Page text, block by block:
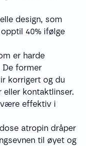
design, som
40% ifølge
er harde
De former
korrigert og du
eller kontaktlinser.
være effektiv i
atropin dråper
til øyet og